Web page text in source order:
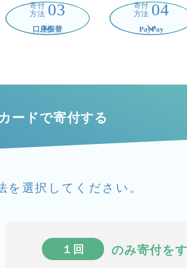
寄付
方法 03
口座振替
寄付
方法 04
PayPay
ードで寄付する
を 選択してください。
１回 のみ寄付を